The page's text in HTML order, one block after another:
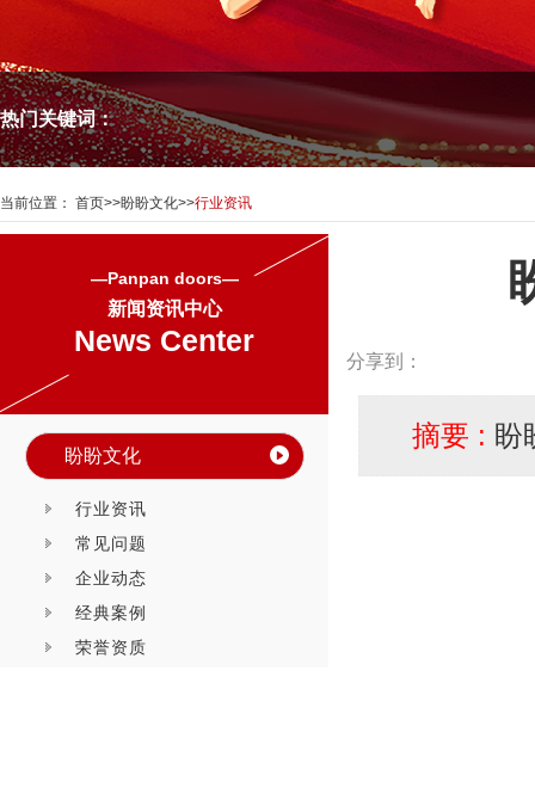
热门关键词：
当前位置： 首页>>盼盼文化>>行业资讯
—Panpan doors—
新闻资讯中心
News Center
盼盼文化
行业资讯
常见问题
企业动态
经典案例
荣誉资质
分享到：
摘要 : 盼